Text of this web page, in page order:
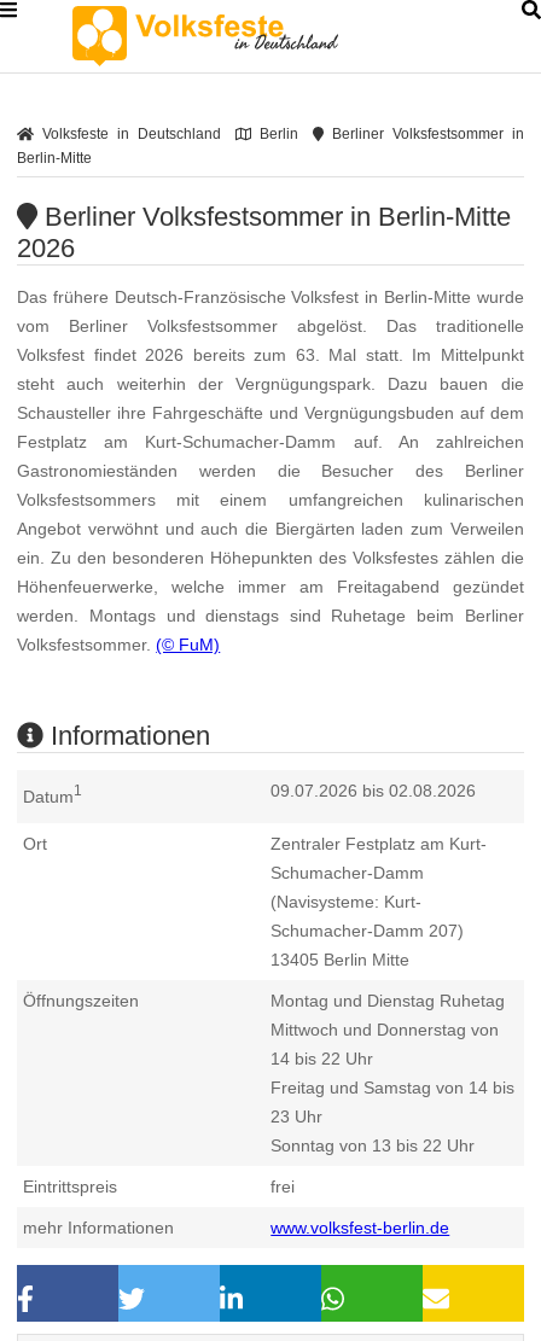
Volksfeste in Deutschland Berlin
Berliner Volksfestsommer in
Berlin-Mitte
Berliner Volksfestsommer in Berlin-Mitte
2026
Das frühere Deutsch-Französische Volksfest in Berlin-Mitte wurde
vom Berliner Volksfestsommer abgelöst. Das traditionelle
Volksfest findet 2026 bereits zum 63. Mal statt. Im Mittelpunkt
steht auch weiterhin der Vergnügungspark. Dazu bauen die
Schausteller ihre Fahrgeschäfte und Vergnügungsbuden auf dem
Festplatz am Kurt-Schumacher-Damm auf. An zahlreichen
Gastronomieständen werden die Besucher des Berliner
Volksfestsommers mit einem umfangreichen kulinarischen
Angebot verwöhnt und auch die Biergärten laden zum Verweilen
ein. Zu den besonderen Höhepunkten des Volksfestes zählen die
Höhenfeuerwerke, welche immer am Freitagabend gezündet
werden. Montags und dienstags sind Ruhetage beim Berliner
Volksfestsommer.(© FuM)
Informationen
Datum1 09.07.2026 bis 02.08.2026
Ort
Zentraler Festplatz am Kurt-
Schumacher-Damm
(Navisysteme: Kurt-
Schumacher-Damm 207)
13405 Berlin Mitte
Öffnungszeiten
Montag und Dienstag Ruhetag
Mittwoch und Donnerstag von
14 bis 22 Uhr
Freitag und Samstag von 14 bis
23 Uhr
Sonntag von 13 bis 22 Uhr
Eintrittspreis frei
mehr Informationen www.volksfest-berlin.de